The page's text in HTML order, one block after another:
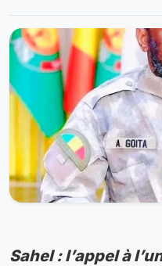
Sahel : l’appel à